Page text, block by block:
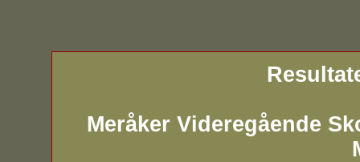
Meråker Videregående